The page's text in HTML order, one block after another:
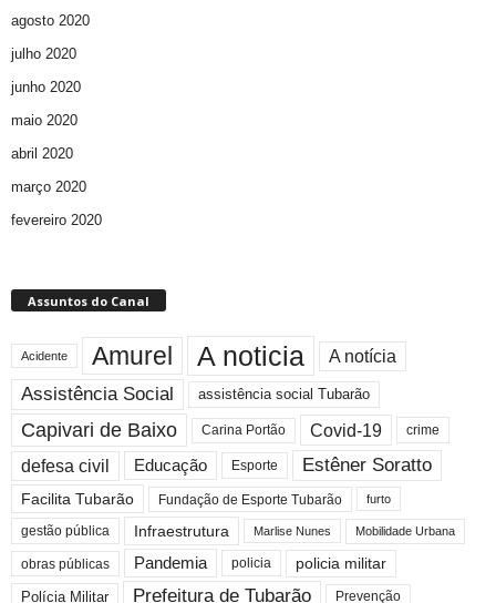
agosto 2020
julho 2020
junho 2020
maio 2020
abril 2020
março 2020
fevereiro 2020
Assuntos do Canal
Acidente Amurel A noticia A notícia
Assistência Social assistência social Tubarão
Capivari de Baixo Carina Portão Covid-19 crime
defesa civil Educação Esporte Estêner Soratto
Facilita Tubarão Fundação de Esporte Tubarão furto
gestão pública Infraestrutura Marlise Nunes Mobilidade Urbana
obras públicas Pandemia policia
policia militar
Polícia Militar
Prefeitura de Tubarão Prevenção